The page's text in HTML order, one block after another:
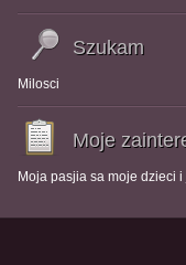
Szukam
Milosci
Moje
Moja pasjia sa moje dzieci